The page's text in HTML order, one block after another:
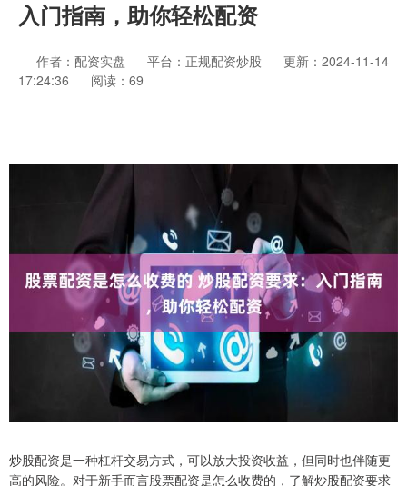
入门指南，助你轻松配资
作者：配资实盘 平台：正规配资炒股
更新：2024-11-14
17:24:36
阅读：69
炒股配资是一种杠杆交易方式，可以放大投资收益，但同时也伴随更
高的风险。对于新手而言股票配资是怎么收费的，了解炒股配资要求